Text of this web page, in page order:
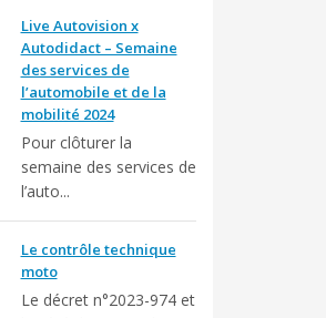
Live Autovision x
Autodidact – Semaine
des services de
l’automobile et de la
mobilité 2024
Pour clôturer la
semaine des services de
l’auto...
Le contrôle technique
moto
Le décret n°2023-974 et